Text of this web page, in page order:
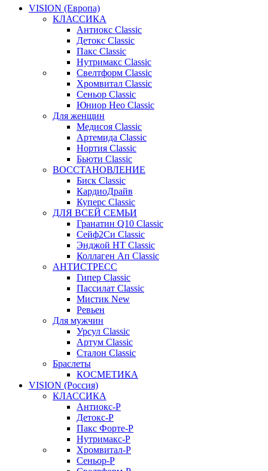
VISION (Европа)
КЛАССИКА
Антиокс Classic
Детокс Classic
Пакс Classic
Нутримакс Classic
Свелтформ Classic
Хромвитал Classic
Сеньор Classic
Юниор Нео Classic
Для женщин
Медисоя Classic
Артемида Classic
Нортия Classic
Бьюти Classic
ВОССТАНОВЛЕНИЕ
Биск Classic
КардиоДрайв
Куперс Classic
ДЛЯ ВСЕЙ СЕМЬИ
Гранатин Q10 Classic
Сейф2Си Classic
Энджой НТ Classic
Коллаген Ап Classic
АНТИСТРЕСС
Гипер Classic
Пассилат Classic
Мистик New
Ревьен
Для мужчин
Урсул Classic
Артум Classic
Сталон Classic
Браслеты
КОСМЕТИКА
VISION (Россия)
КЛАССИКА
Антиокс-Р
Детокс-Р
Пакс Форте-Р
Нутримакс-Р
Хромвитал-Р
Сеньор-Р